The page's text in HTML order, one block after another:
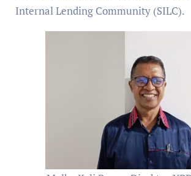
Internal Lending Community (SILC).